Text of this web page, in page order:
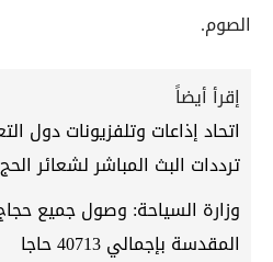
الصوم.
إقرأ أيضاً
اتحاد إذاعات وتلفزيونات دول
ترددات البث المباشر لشعائر الحج
وزارة السياحة: وصول جميع
المقدسة بإجمالي 40713 حاجا